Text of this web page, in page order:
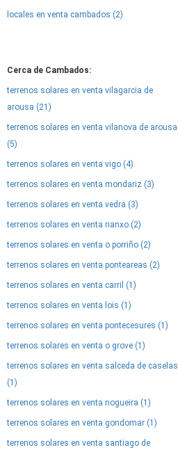
locales en venta cambados (2)
Cerca de Cambados:
terrenos solares en venta vilagarcia de
arousa (21)
terrenos solares en venta vilanova de arousa
(5)
terrenos solares en venta vigo (4)
terrenos solares en venta mondariz (3)
terrenos solares en venta vedra (3)
terrenos solares en venta rianxo (2)
terrenos solares en venta o porriño (2)
terrenos solares en venta ponteareas (2)
terrenos solares en venta carril (1)
terrenos solares en venta lois (1)
terrenos solares en venta pontecesures (1)
terrenos solares en venta o grove (1)
terrenos solares en venta salceda de caselas
(1)
terrenos solares en venta nogueira (1)
terrenos solares en venta gondomar (1)
terrenos solares en venta santiago de